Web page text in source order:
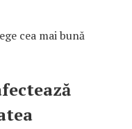
cea mai bună